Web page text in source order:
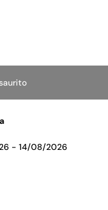
- 14/08/2026